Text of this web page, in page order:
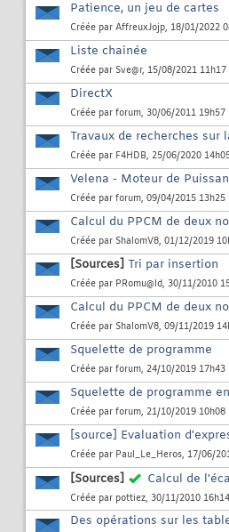
Patience, un jeu de cartes
Créée par AffreuxJojp, 18/01/2022
Liste chainée
Créée par Sve@r, 15/08/2021 11h17
DirectX
Créée par forum, 30/06/2011 19h57
Travaux de recherches sur
Créée par F4HDB, 25/06/2020
Velena - Moteur de
Créée par forum, 09/04/2015 13h25
Calcul du PPCM de deux
Créée par ShalomV8, 01/12/2019
[Sources] Tri par insertion
Créée par PRomu@ld, 30/11/2010
Calcul du PPCM de deux
Créée par ShalomV8, 09/11/2019
Squelette de programme
Créée par forum, 24/10/2019 17h43
Squelette de programme
Créée par forum, 21/10/2019 10h08
[source] Evaluation
Créée par Paul_Le_Heros, 17/06/
[Sources] Calcul de
Créée par pottiez, 30/11/2010 16h14
Des opérations sur les